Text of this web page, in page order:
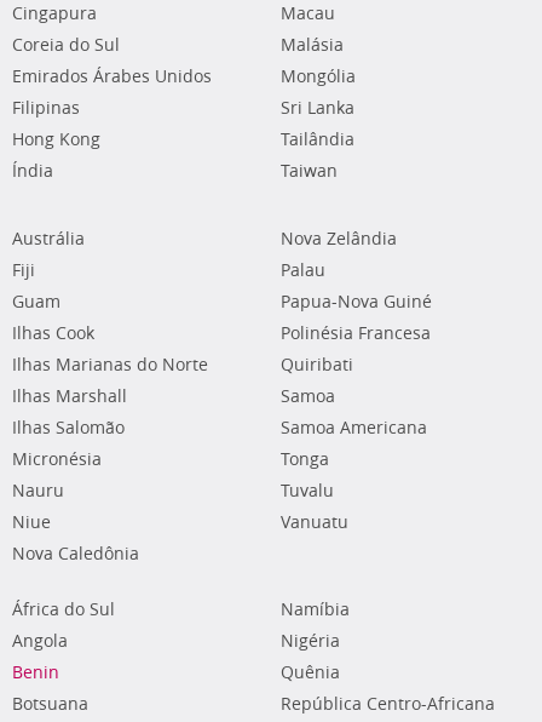
Cingapura
Coreia do Sul
Emirados Árabes Unidos
Filipinas
Hong Kong
Índia
Macau
Malásia
Mongólia
Sri Lanka
Tailândia
Taiwan
Austrália
Fiji
Guam
Ilhas Cook
Ilhas Marianas do Norte
Ilhas Marshall
Ilhas Salomão
Micronésia
Nauru
Niue
Nova Caledônia
Nova Zelândia
Palau
Papua-Nova Guiné
Polinésia Francesa
Quiribati
Samoa
Samoa Americana
Tonga
Tuvalu
Vanuatu
África do Sul
Angola
Benin
Botsuana
Namíbia
Nigéria
Quênia
República Centro-Africana